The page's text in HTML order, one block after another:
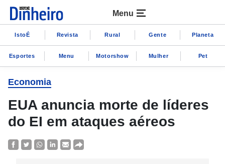
Menu
IstoÉ Revista Rural Gente Planeta
Esportes Menu Motorshow Mulher Pet
Economia
EUA anuncia morte de líderes
do EI em ataques aéreos